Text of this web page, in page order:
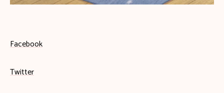
Facebook
Twitter